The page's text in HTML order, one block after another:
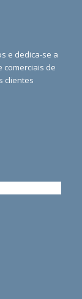
e dedica-se a
comerciais de
clientes